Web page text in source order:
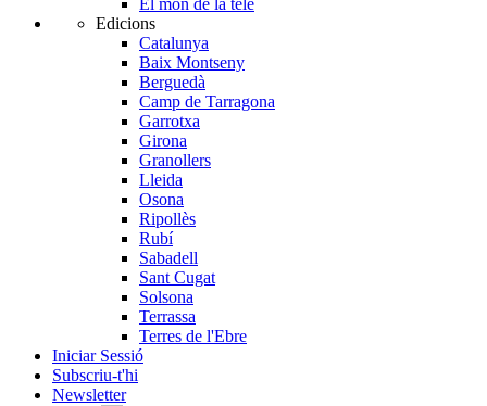
El món de la tele
Edicions
Catalunya
Baix Montseny
Berguedà
Camp de Tarragona
Garrotxa
Girona
Granollers
Lleida
Osona
Ripollès
Rubí
Sabadell
Sant Cugat
Solsona
Terrassa
Terres de l'Ebre
Iniciar Sessió
Subscriu-t'hi
Newsletter